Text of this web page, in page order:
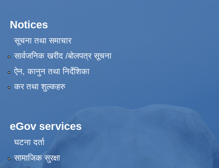
Notices
सूचना तथा समाचार
सार्वजनिक खरीद /बोलपत्र सूचना
ऐन, कानुन तथा निर्देशिका
कर तथा शुल्कहरु
eGov services
घटना दर्ता
सामाजिक सुरक्षा